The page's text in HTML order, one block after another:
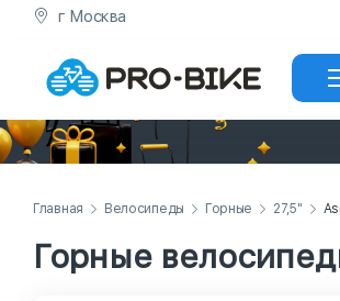
г Москва
Главная Велосипеды Горные 27,5"
Горные